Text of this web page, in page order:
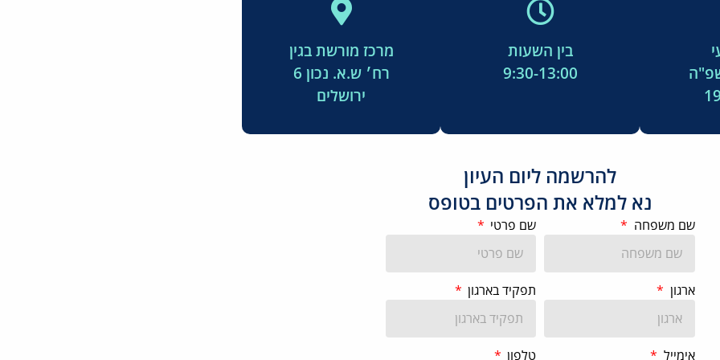
בין השעות
9:30-13:00
מרכז מורשת בגין
רח׳ ש.א. נכון 6
ירושלים
להרשמה ליום העיון
נא למלא את הפרטים בטופס
שם משפחה שם פרטי
ארגון תפקיד בארגון
אימייל טלפון